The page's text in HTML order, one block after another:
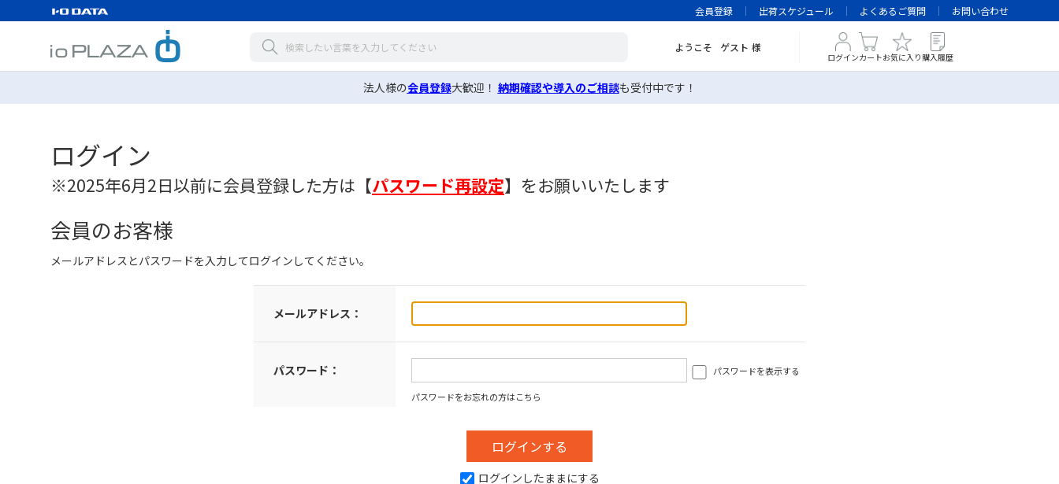
会員登録 出荷スケジュール よくあるご質問 お問い合わせ
ようこそ ゲスト 様
ログインカートお気に入り 購入履歴
法人様の会員登録大歓迎！ 納期確認や導入のご相談も受付中です！
ログイン
※2025年6月2日以前に会員登録した方は 【パスワード再設定】 をお願いいたします
会員のお客様
メールアドレスとパスワードを入力してログインしてください。
メールアドレス：
パスワード： パスワードを表示する
パスワードをお忘れの方はこちら
ログインしたままにする